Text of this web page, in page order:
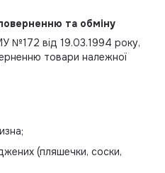
та обміну
№172 від 19.03.1994 року,
товари належної
(пляшечки, соски,